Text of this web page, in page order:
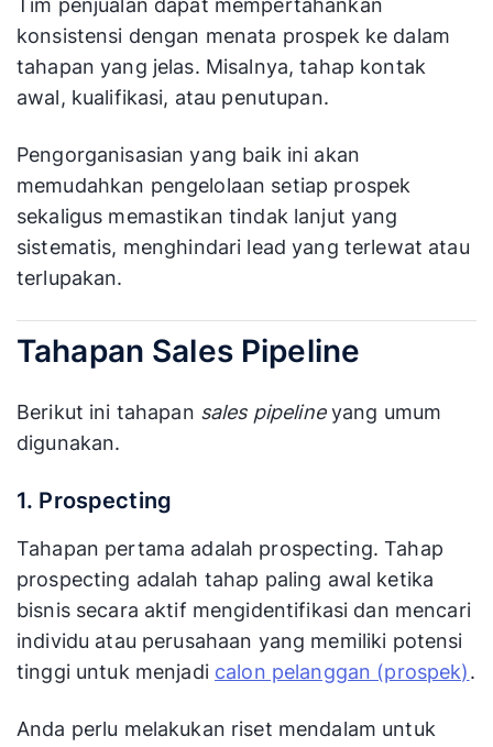
Tim penjualan dapat mempertahankan
konsistensi dengan menata prospek ke dalam
tahapan yang jelas. Misalnya, tahap kontak
awal, kualifikasi, atau penutupan.
Pengorganisasian yang baik ini akan
memudahkan pengelolaan setiap prospek
sekaligus memastikan tindak lanjut yang
sistematis, menghindari lead yang terlewat atau
terlupakan.
Tahapan Sales Pipeline
Berikut ini tahapan sales pipelineyang umum
digunakan.
1. Prospecting
Tahapan pertama adalah prospecting. Tahap
prospecting adalah tahap paling awal ketika
bisnis secara aktif mengidentifikasi dan mencari
individu atau perusahaan yang memiliki potensi
tinggi untuk menjadi calon pelanggan (prospek).
Anda perlu melakukan riset mendalam untuk